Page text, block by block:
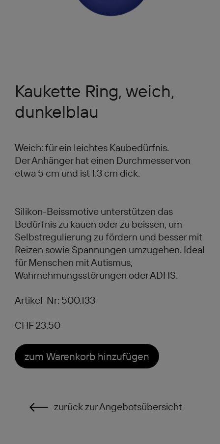
Kaukette Ring, weich,
dunkelblau
Weich: für ein leichtes Kaubedürfnis.
Der Anhänger hat einen Durchmesser von
etwa 5 cm und ist 1.3 cm dick.
Silikon-Beissmotive unterstützen das
Bedürfnis zu kauen oder zu beissen, um
Selbstregulierung zu fördern und besser mit
Reizen sowie Spannungen umzugehen. Ideal
für Menschen mit Autismus,
Wahrnehmungsstörungen oder ADHS.
Artikel-Nr: 500.133
CHF 23.50
zum Warenkorb hinzufügen
zurück zur Angebotsübersicht